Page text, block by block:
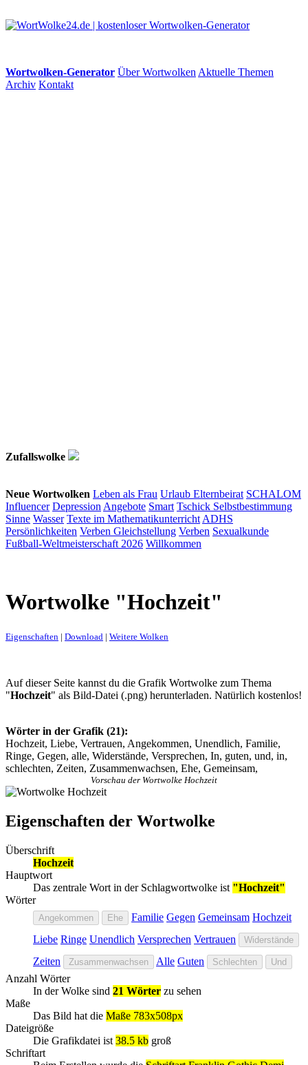
Wortwolken-Generator Über Wortwolken Aktuelle Themen
Archiv Kontakt
Zufallswolke
Neue Wortwolken Leben als Frau Urlaub Elternbeirat SCHALOM
Influencer Depression Angebote Smart Tschick Selbstbestimmung
Sinne Wasser Texte im Mathematikunterricht ADHS
Persönlichkeiten Verben Gleichstellung Verben Sexualkunde
Fußball-Weltmeisterschaft 2026 Willkommen
Wortwolke "Hochzeit"
Eigenschaften | Download | Weitere Wolken
Auf dieser Seite kannst du die Grafik Wortwolke zum Thema
"Hochzeit" als Bild-Datei (.png) herunterladen. Natürlich kostenlos!
Wörter in der Grafik (21):
Hochzeit, Liebe, Vertrauen, Angekommen, Unendlich, Familie,
Ringe, Gegen, alle, Widerstände, Versprechen, In, guten, und, in,
schlechten, Zeiten, Zusammenwachsen, Ehe, Gemeinsam,
Vorschau der Wortwolke Hochzeit
Eigenschaften der Wortwolke
Überschrift
Hochzeit
Hauptwort
Das zentrale Wort in der Schlagwortwolke ist "Hochzeit"
Wörter
Angekommen Ehe Familie Gegen Gemeinsam Hochzeit
Liebe Ringe Unendlich Versprechen Vertrauen Widerstände
Zeiten Zusammenwachsen Alle Guten Schlechten Und
Anzahl Wörter
In der Wolke sind 21 Wörter zu sehen
Maße
Das Bild hat die Maße 783x508px
Dateigröße
Die Grafikdatei ist 38.5 kb groß
Schriftart